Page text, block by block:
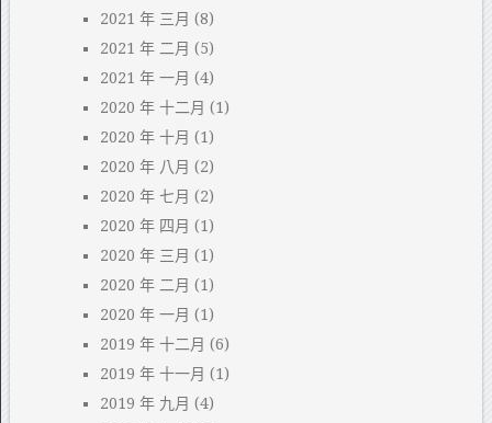
2021 年 三月 (8)
2021 年 二月 (5)
2021 年 一月 (4)
2020 年 十二月 (1)
2020 年 十月 (1)
2020 年 八月 (2)
2020 年 七月 (2)
2020 年 四月 (1)
2020 年 三月 (1)
2020 年 二月 (1)
2020 年 一月 (1)
2019 年 十二月 (6)
2019 年 十一月 (1)
2019 年 九月 (4)